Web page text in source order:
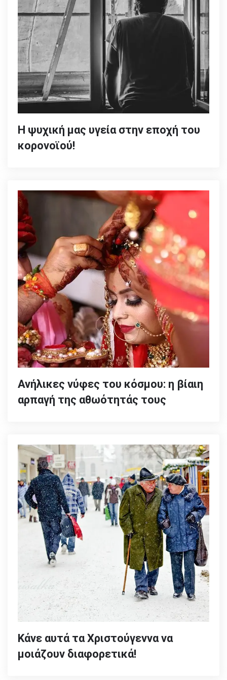
Η ψυχική μας υγεία στην εποχή του
κορονοϊού!
Ανήλικες νύφες του κόσμου: η βίαιη
αρπαγή της αθωότητάς τους
Κάνε αυτά τα Χριστούγεννα να
μοιάζουν διαφορετικά!